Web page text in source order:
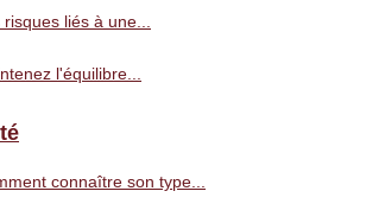
risques liés à une...
l'équilibre...
connaître son type...